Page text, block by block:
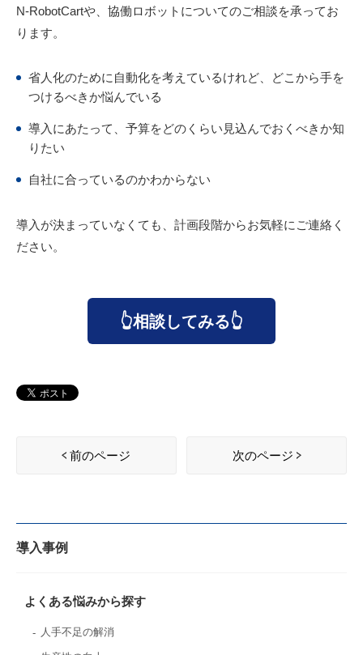
N-RobotCartや、協働ロボットについてのご相談を承ってお
ります。
省人化のために自動化を考えているけれど、どこから手を
つけるべきか悩んでいる
導入にあたって、予算をどのくらい見込んでおくべきか知
りたい
自社に合っているのかわからない
導入が決まっていなくても、計画段階からお気軽にご連絡く
ださい。
👆相談してみる👆
前のページ 次のページ
導入事例
よくある悩みから探す
人手不足の解消